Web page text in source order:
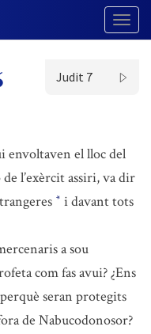
Judit 7
envoltaven el lloc del
l’exèrcit assiri, va dir
* i davant tots
a sou
com fas avui? ¿Ens
seran protegits
de Nabucodonosor?